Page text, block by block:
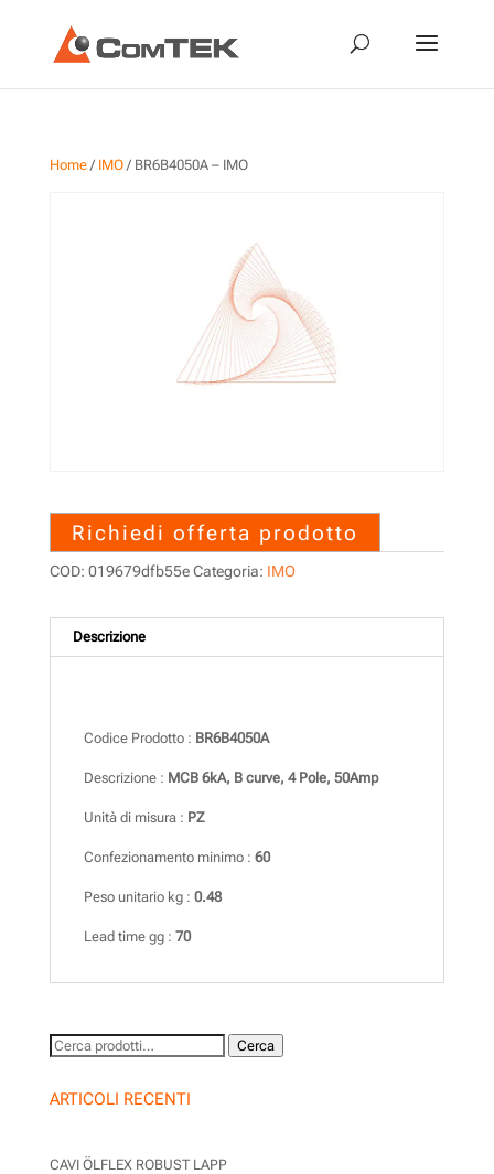
Home/ IMO/ BR6B4050A – IMO
Richiedi offerta prodotto
COD: 019679dfb55e Categoria: IMO
Descrizione
Codice Prodotto : BR6B4050A
Descrizione : MCB 6kA, B curve, 4 Pole, 50Amp
Unità di misura : PZ
Confezionamento minimo : 60
Peso unitario kg : 0.48
Lead time gg : 70
Cerca: Cerca
ARTICOLI RECENTI
CAVI ÖLFLEX ROBUST LAPP